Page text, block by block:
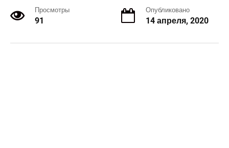
Просмотры
91
Опубликовано
14 апреля, 2020